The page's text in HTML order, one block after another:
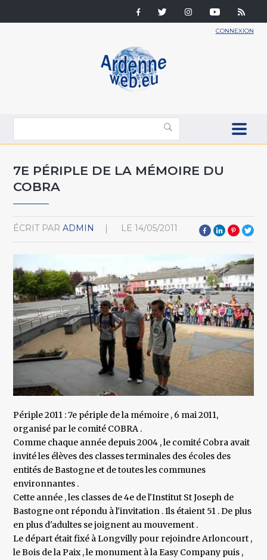
CONNEXION
7E PÉRIPLE DE LA MÉMOIRE DU
COBRA
ÉCRIT PAR ADMIN LE 14/05/2011
Périple 2011 : 7e périple de la mémoire , 6 mai 2011,
organisé par le comité COBRA .
Comme chaque année depuis 2004 , le comité Cobra avait
invité les élèves des classes terminales des écoles des
entités de Bastogne et de toutes les communes
environnantes .
Cette année , les classes de 4e de l'Institut St Joseph de
Bastogne ont répondu à l'invitation . Ils étaient 51 . De plus
en plus d'adultes se joignent au mouvement .
Le départ était fixé à Longvilly pour rejoindre Arloncourt ,
le Bois de la Paix , le monument à la Easy Company puis ,